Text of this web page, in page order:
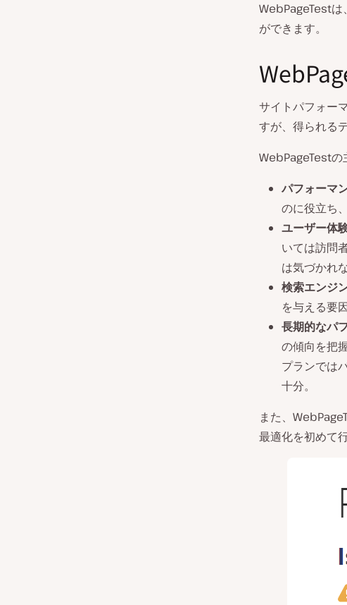
WebPageTestは
ができます。
サイトパフォー
すが、得られる
WebPageTestの
パフォーマ
のに役立ち
ユーザー体
いては訪問
は気づかれ
検索エンジ
を与える要
長期的なパ
の傾向を把
プランでは
十分。
また、
最適化を初めて